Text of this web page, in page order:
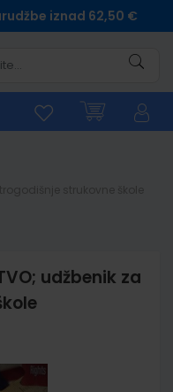
iznad 62,50 €
udžbenik za